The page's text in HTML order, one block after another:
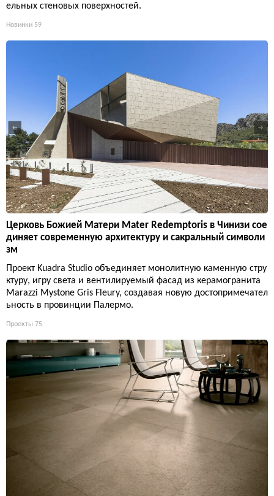
ельных стеновых поверхностей.
Новинки 59
Церковь Божией Матери Mater Redemptoris в Чинизи сое
диняет современную архитектуру и сакральный символи
зм
Проект Kuadra Studio объединяет монолитную каменную стру
ктуру, игру света и вентилируемый фасад из керамогранита
Marazzi Mystone Gris Fleury, создавая новую достопримечател
ьность в провинции Палермо.
Проекты 75